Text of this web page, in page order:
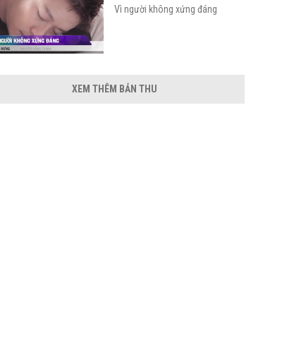
Vì người không xứng đáng
XEM THÊM BẢN THU